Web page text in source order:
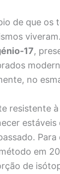
de que os
17,
no
resistente
em
de